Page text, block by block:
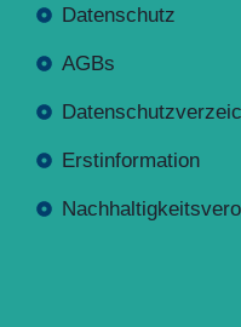
Datenschutz
AGBs
Erstinformation